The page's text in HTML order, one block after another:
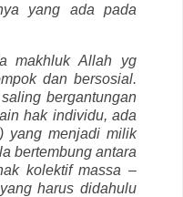
yang ada pada
makhluk Allah yg
dan bersosial.
bergantungan
hak individu, ada
yang menjadi milik
bertembung antara
kolektif massa –
harus didahulu